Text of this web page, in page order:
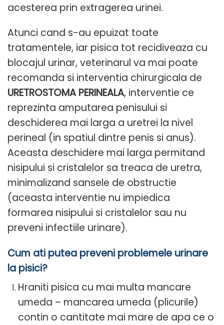
acesterea prin extragerea urinei.
Atunci cand s-au epuizat toate
tratamentele, iar pisica tot recidiveaza cu
blocajul urinar, veterinarul va mai poate
recomanda si interventia chirurgicala de
URETROSTOMA PERINEALA, interventie ce
reprezinta amputarea penisului si
deschiderea mai larga a uretrei la nivel
perineal (in spatiul dintre penis si anus).
Aceasta deschidere mai larga permitand
nisipului si cristalelor sa treaca de uretra,
minimalizand sansele de obstructie
(aceasta interventie nu impiedica
formarea nisipului si cristalelor sau nu
preveni infectiile urinare).
Cum ati putea preveni problemele urinare
la pisici?
Hraniti pisica cu mai multa mancare
umeda – mancarea umeda (plicurile)
contin o cantitate mai mare de apa ce o